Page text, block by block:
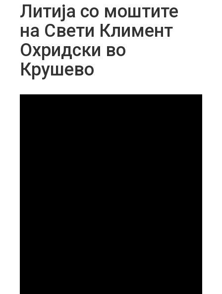
Литија со моштите
на Свети Климент
Охридски во
Крушево